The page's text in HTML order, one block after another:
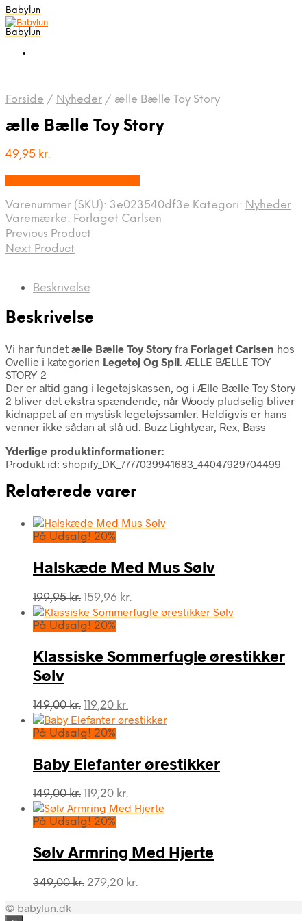
Babylun
Babylun
Forside / Nyheder / ælle Bælle Toy Story
ælle Bælle Toy Story
49,95 kr.
Varenummer (SKU): 3e023540df3e Kategori: Nyheder
Varemærke: Forlaget Carlsen
Previous Product
Next Product
Beskrivelse
Beskrivelse
Vi har fundet ælle Bælle Toy Storyfra Forlaget Carlsen hos
Ovellie i kategorien Legetøj Og Spil. ÆLLE BÆLLE TOY
STORY 2
Der er altid gang i legetøjskassen, og i Ælle Bælle Toy Story
2 bliver det ekstra spændende, når Woody pludselig bliver
kidnappet af en mystisk legetøjssamler. Heldigvis er hans
venner ikke sådan at slå ud. Buzz Lightyear, Rex, Bass
Yderlige produktinformationer:
Produkt id: shopify_DK_7777039941683_44047929704499
Relaterede varer
På Udsalg! 20%
Halskæde Med Mus Sølv
199,95kr. Den
oprindelige
pris
199,95 kr..
159,96 kr.
aktuelle
159,96 kr..
På Udsalg! 20%
Klassiske Sommerfugle ørestikker
Sølv
149,00kr. Den
oprindelige
pris
149,00 kr..
119,20 kr.
aktuelle
På Udsalg! 20%
Baby Elefanter ørestikker
149,00kr. Den
oprindelige
pris
149,00 kr..
119,20 kr.
aktuelle
119,20 kr..
På Udsalg! 20%
Sølv Armring Med Hjerte
349,00kr. Den
279,20 kr.
© babylun.dk